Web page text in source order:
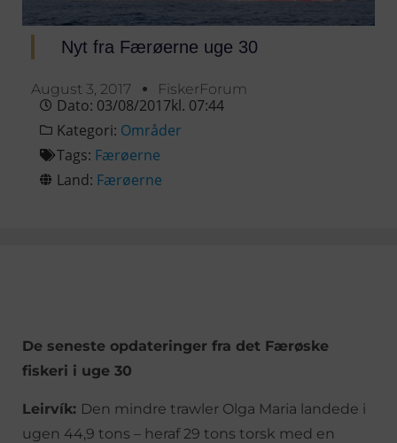
Nyt fra Færøerne uge 30
August 3, 2017 FiskerForum
Dato: 03/08/2017kl. 07:44
Kategori: Områder
Tags: Færøerne
Land: Færøerne
De seneste opdateringer fra det Færøske
fiskeri i uge 30
Leirvík: Den mindre trawler Olga Maria landede i
ugen 44,9 tons – heraf 29 tons torsk med en